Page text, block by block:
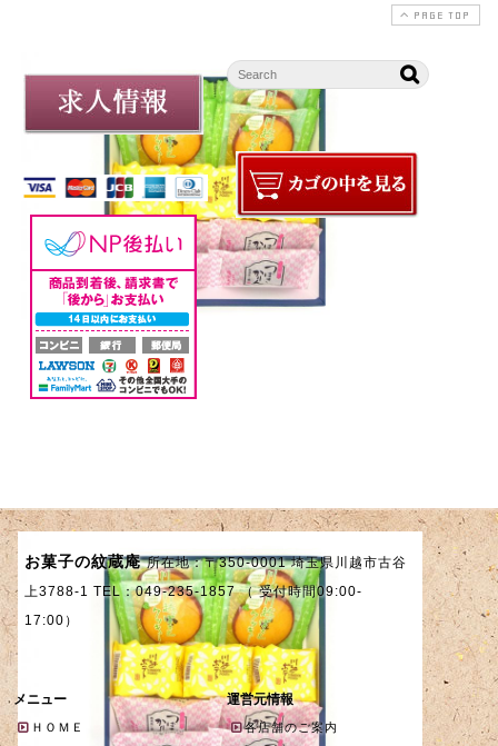
PAGE TOP
お菓子の紋蔵庵 所在地：〒350-0001 埼玉県川越市古谷
上3788-1 TEL：049-235-1857 （ 受付時間09:00-
17:00）
メニュー
ＨＯＭＥ
運営元情報
各店舗のご案内